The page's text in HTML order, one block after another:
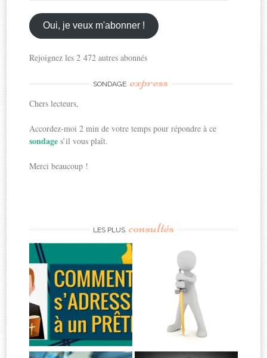
email
ici
Oui, je veux m'abonner !
Rejoignez les 2 472 autres abonnés
SONDAGE express
Chers lecteurs,
Accordez-moi 2 min de votre temps pour répondre à ce
sondages’il vous plaît.
Merci beaucoup !
LES PLUS consultés